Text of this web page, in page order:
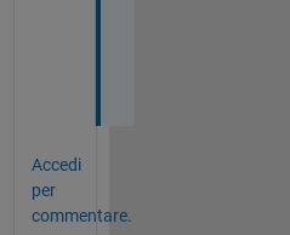
Accedi
per
commentare.